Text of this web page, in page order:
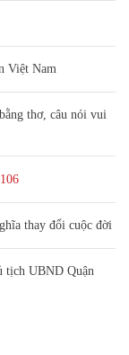
Việt Nam
thơ, câu nói vui
106
thay đổi cuộc đời
tịch UBND Quận